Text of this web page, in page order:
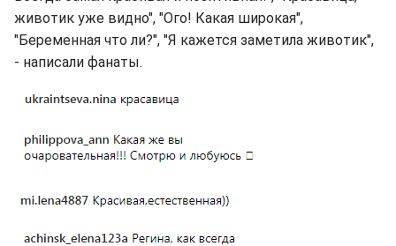
животик уже видно", "Ого! Какая широкая",
"Беременная что ли?", "Я кажется заметила животик",
- написали фанаты.